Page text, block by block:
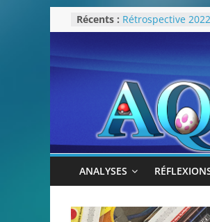
Passer
au
Récents :
Attentes 2023
Rétrospective 2022
« Splatoon 3 est-il
Pokémon Écarlate
révolution (ou
ANALYSES